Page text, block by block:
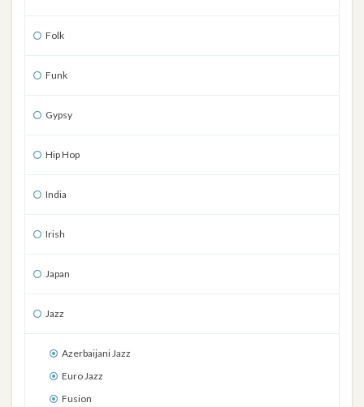
Folk
Funk
Gypsy
Hip Hop
India
Irish
Japan
Jazz
Azerbaijani Jazz
Euro Jazz
Fusion